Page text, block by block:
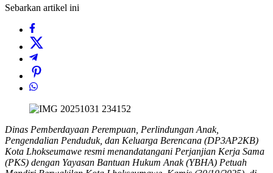
Sebarkan artikel ini
Dinas Pemberdayaan Perempuan, Perlindungan Anak,
Pengendalian Penduduk, dan Keluarga Berencana (DP3AP2KB)
Kota Lhokseumawe resmi menandatangani Perjanjian Kerja Sama
(PKS) dengan Yayasan Bantuan Hukum Anak (YBHA) Petuah